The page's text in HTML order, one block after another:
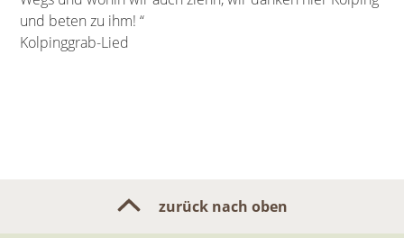
und beten zu ihm! “
Kolpinggrab-Lied
zurück nach oben